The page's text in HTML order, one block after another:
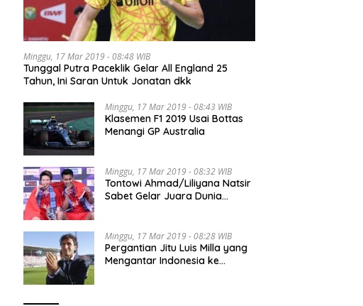
Minggu, 17 Mar 2019 - 08:48 WIB
Tunggal Putra Paceklik Gelar All England 25
Tahun, Ini Saran Untuk Jonatan dkk
Minggu, 17 Mar 2019 - 08:43 WIB
Klasemen F1 2019 Usai Bottas
Menangi GP Australia
Minggu, 17 Mar 2019 - 08:32 WIB
Tontowi Ahmad/Liliyana Natsir
Sabet Gelar Juara Dunia
Minggu, 17 Mar 2019 - 08:28 WIB
Pergantian Jitu Luis Milla yang
Mengantar Indonesia ke